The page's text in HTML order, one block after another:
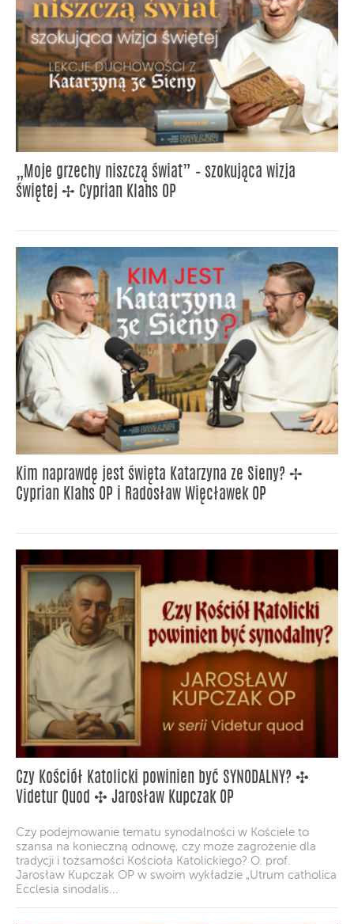
„Moje grzechy niszczą świat” – szokująca wizja
świętej ✢ Cyprian Klahs OP
Kim naprawdę jest święta Katarzyna ze Sieny? ✢
Cyprian Klahs OP i Radosław Więcławek OP
Czy Kościół Katolicki powinien być SYNODALNY? ✣
Videtur Quod ✣ Jarosław Kupczak OP
Czy podejmowanie tematu synodalności w Kościele to
szansa na konieczną odnowę, czy może zagrożenie dla
tradycji i tożsamości Kościoła Katolickiego? O. prof.
Jarosław Kupczak OP w swoim wykładzie „Utrum catholica
Ecclesia sinodalis...